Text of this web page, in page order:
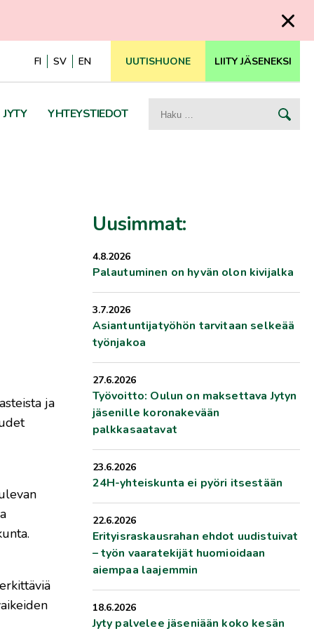
FI SV EN UUTISHUONE LIITY JÄSENEKSI
JYTY YHTEYSTIEDOT Haku:
ja
Uusimmat:
4.8.2026
Palautuminen on hyvän olon kivijalka
3.7.2026
Asiantuntijatyöhön tarvitaan selkeää
työnjakoa
27.6.2026
Työvoitto: Oulun on maksettava Jytyn
jäsenille koronakevään
palkkasaatavat
23.6.2026
24H-yhteiskunta ei pyöri itsestään
22.6.2026
Erityisraskausrahan ehdot uudistuivat
– työn vaaratekijät huomioidaan
aiempaa laajemmin
18.6.2026
Jyty palvelee jäseniään koko kesän